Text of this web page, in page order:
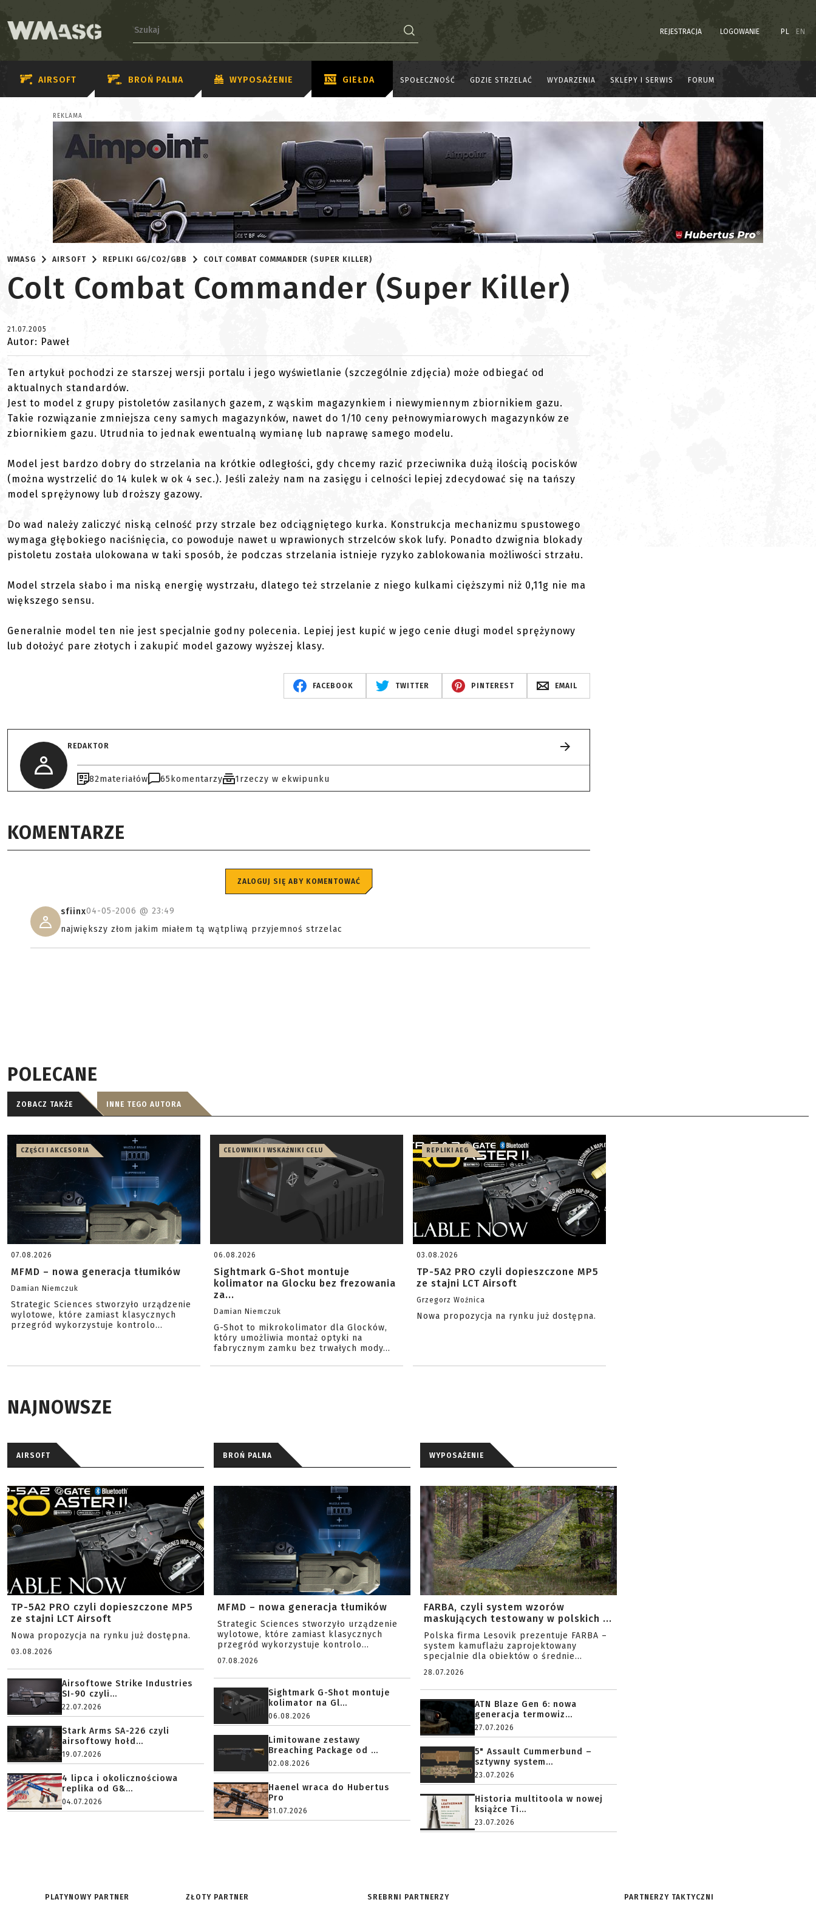
REJESTRACJA LOGOWANIE PL EN
AIRSOFT BROŃ PALNA WYPOSAŻENIE GIEŁDA SPOŁECZNOŚĆ GDZIE STRZELAĆ WYDARZENIA SKLEPY I SERWIS FORUM
REKLAMA
WMASG AIRSOFT REPLIKI GG/CO2/GBB COLT COMBAT COMMANDER (SUPER KILLER)
Colt Combat Commander (Super Killer)
21.07.2005
Autor: Paweł
Ten artykuł pochodzi ze starszej wersji portalu i jego wyświetlanie (szczególnie zdjęcia) może odbiegać od
aktualnych standardów.
Jest to model z grupy pistoletów zasilanych gazem, z wąskim magazynkiem i niewymiennym zbiornikiem gazu.
Takie rozwiązanie zmniejsza ceny samych magazynków, nawet do 1/10 ceny pełnowymiarowych magazynków ze
zbiornikiem gazu. Utrudnia to jednak ewentualną wymianę lub naprawę samego modelu.
Model jest bardzo dobry do strzelania na krótkie odległości, gdy chcemy razić przeciwnika dużą ilością pocisków
(można wystrzelić do 14 kulek w ok 4 sec.). Jeśli zależy nam na zasięgu i celności lepiej zdecydować się na tańszy
model sprężynowy lub droższy gazowy.
Do wad należy zaliczyć niską celność przy strzale bez odciągniętego kurka. Konstrukcja mechanizmu spustowego
wymaga głębokiego naciśnięcia, co powoduje nawet u wprawionych strzelców skok lufy. Ponadto dzwignia blokady
pistoletu została ulokowana w taki sposób, że podczas strzelania istnieje ryzyko zablokowania możliwości strzału.
Model strzela słabo i ma niską energię wystrzału, dlatego też strzelanie z niego kulkami cięższymi niż 0,11g nie ma
większego sensu.
Generalnie model ten nie jest specjalnie godny polecenia. Lepiej jest kupić w jego cenie długi model sprężynowy
lub dołożyć pare złotych i zakupić model gazowy wyższej klasy.
FACEBOOK TWITTER PINTEREST EMAIL
REDAKTOR
82materiałów 65 komentarzy 1rzeczy w ekwipunku
KOMENTARZE
ZALOGUJ SIĘ ABY KOMENTOWAĆ
sfiinx04-05-2006 @ 23:49
największy złom jakim miałem tą wątpliwą przyjemnoś strzelac
POLECANE
ZOBACZ TAKŻE INNE TEGO AUTORA
CZĘŚCI I AKCESORIA
07.08.2026
MFMD – nowa generacja tłumików
Damian Niemczuk
Strategic Sciences stworzyło urządzenie
wylotowe, które zamiast klasycznych
przegród wykorzystuje kontrolo...
CELOWNIKI I WSKAŹNIKI CELU
06.08.2026
Sightmark G-Shot montuje
kolimator na Glocku bez frezowania
za...
Damian Niemczuk
G-Shot to mikrokolimator dla Glocków,
który umożliwia montaż optyki na
fabrycznym zamku bez trwałych mody...
REPLIKI AEG
03.08.2026
TP-5A2 PRO czyli dopieszczone MP5
ze stajni LCT Airsoft
Grzegorz Woźnica
Nowa propozycja na rynku już dostępna.
NAJNOWSZE
AIRSOFT
TP-5A2 PRO czyli dopieszczone MP5
ze stajni LCT Airsoft
Nowa propozycja na rynku już dostępna.
03.08.2026
Airsoftowe Strike Industries
SI-90 czyli...
22.07.2026
Stark Arms SA-226 czyli
airsoftowy hołd...
19.07.2026
4 lipca i okolicznościowa
replika od G&...
04.07.2026
BROŃ PALNA
MFMD – nowa generacja tłumików
Strategic Sciences stworzyło urządzenie
wylotowe, które zamiast klasycznych
przegród wykorzystuje kontrolo...
07.08.2026
Sightmark G-Shot montuje
kolimator na Gl...
06.08.2026
Limitowane zestawy
Breaching Package od ...
02.08.2026
Haenel wraca do Hubertus
Pro
31.07.2026
WYPOSAŻENIE
FARBA, czyli system wzorów
maskujących testowany w polskich ...
Polska firma Lesovik prezentuje FARBA –
system kamuflażu zaprojektowany
specjalnie dla obiektów o średnie...
28.07.2026
ATN Blaze Gen 6: nowa
generacja termowiz...
27.07.2026
5" Assault Cummerbund –
sztywny system...
23.07.2026
Historia multitoola w nowej
książce Ti...
23.07.2026
PLATYNOWY PARTNER ZŁOTY PARTNER SREBRNI PARTNERZY PARTNERZY TAKTYCZNI